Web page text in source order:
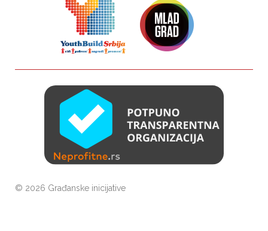
© 2026 Građanske inicijative